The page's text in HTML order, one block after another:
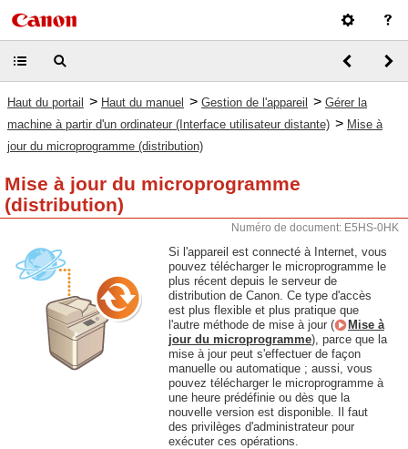
Haut du portail > Haut du manuel > Gestion de l'appareil > Gérer la
machine à partir d'un ordinateur (Interface utilisateur distante) > Mise à
jour du microprogramme (distribution)
Mise à jour du microprogramme
(distribution)
Numéro de document: E5HS-0HK
Si l'appareil est connecté à Internet, vous
pouvez télécharger le microprogramme le
plus récent depuis le serveur de
distribution de Canon. Ce type d'accès
est plus flexible et plus pratique que
l'autre méthode de mise à jour (
Mise à
jour du microprogramme), parce que la
mise à jour peut s'effectuer de façon
manuelle ou automatique ; aussi, vous
pouvez télécharger le microprogramme à
une heure prédéfinie ou dès que la
nouvelle version est disponible. Il faut
des privilèges d'administrateur pour
exécuter ces opérations.